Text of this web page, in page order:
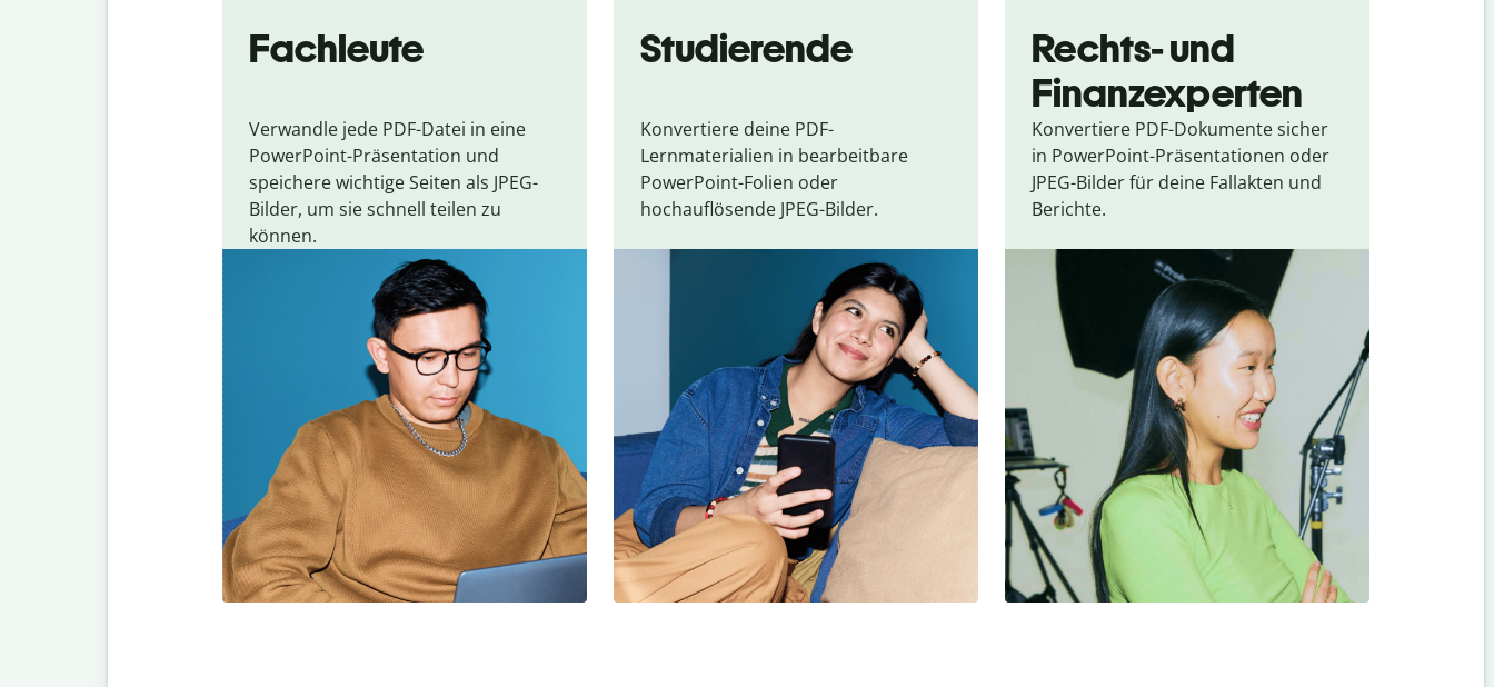
Fachleute
Verwandle jede PDF-Datei in eine
PowerPoint-Präsentation und
speichere wichtige Seiten als JPEG-
Bilder, um sie schnell teilen zu
können.
Studierende
Konvertiere deine PDF-
Lernmaterialien in bearbeitbare
PowerPoint-Folien oder
hochauflösende JPEG-Bilder.
Rechts- und
Finanzexperten
Konvertiere PDF-Dokumente sicher
in PowerPoint-Präsentationen oder
JPEG-Bilder für deine Fallakten und
Berichte.